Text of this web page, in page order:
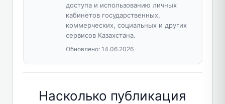
доступа и использованию личных
кабинетов государственных,
коммерческих, социальных и других
сервисов Казахстана.
Обновлено: 14.06.2026
Насколько публикация